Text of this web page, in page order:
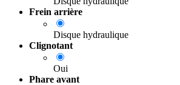
Frein arrière
Disque hydraulique
Clignotant
Oui
Phare avant